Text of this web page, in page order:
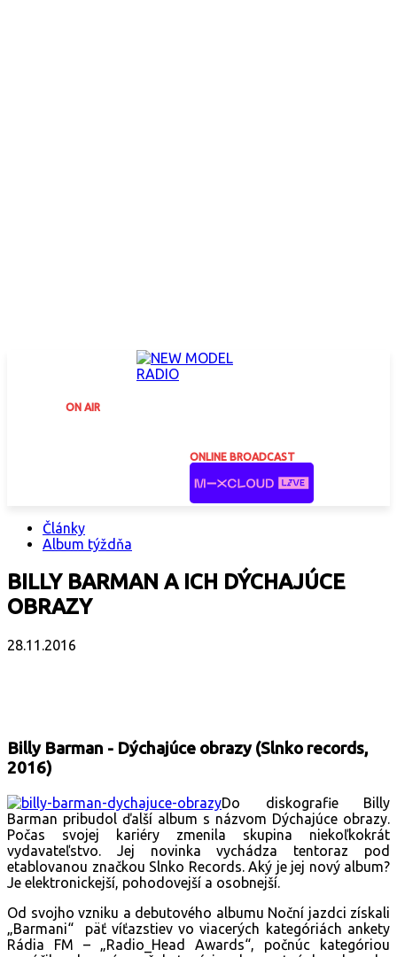
ON AIR
ONLINE BROADCAST
Články
Album týždňa
BILLY BARMAN A ICH DÝCHAJÚCE
OBRAZY
28.11.2016
Billy Barman - Dýchajúce obrazy (Slnko records,
2016)
Do diskografie Billy
Barman pribudol ďalší album s názvom Dýchajúce obrazy.
Počas svojej kariéry zmenila skupina niekoľkokrát
vydavateľstvo. Jej novinka vychádza tentoraz pod
etablovanou značkou Slnko Records. Aký je jej nový album?
Je elektronickejší, pohodovejší a osobnejší.
Od svojho vzniku a debutového albumu Noční jazdci získali
„Barmani“ päť víťazstiev vo viacerých kategóriách ankety
Rádia FM – „Radio_Head Awards“, počnúc kategóriou